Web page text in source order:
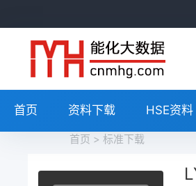
首页 资料下载 HSE资料
首页 > 标准下载